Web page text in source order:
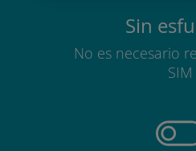
Sin
No es necesario
SIM